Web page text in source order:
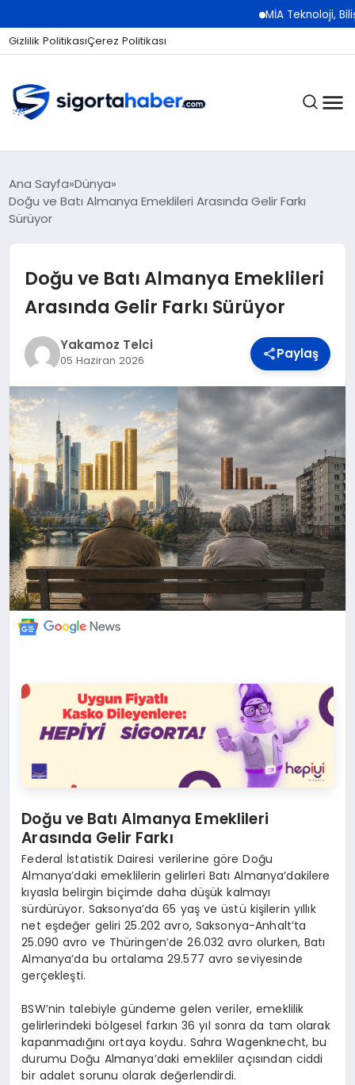
MİA Teknoloji, Bilişim
Gizlilik PolitikasıÇerez Politikası
SIGORTA
EKONOMI
DÜNYA
BILIM VE TEKNOLOJI
OTOMOBIL
KÜNYE
İLETIŞIM
Ana Sayfa Dünya
Doğu ve Batı Almanya Emeklileri Arasında Gelir Farkı
Sürüyor
Doğu ve Batı Almanya Emeklileri
Arasında Gelir Farkı Sürüyor
Yakamoz Telci
05 Haziran 2026 Paylaş
Doğu ve Batı Almanya Emeklileri
Arasında Gelir Farkı
Federal İstatistik Dairesi verilerine göre Doğu
Almanya’daki emeklilerin gelirleri Batı Almanya’dakilere
kıyasla belirgin biçimde daha düşük kalmayı
sürdürüyor. Saksonya’da 65 yaş ve üstü kişilerin yıllık
net eşdeğer geliri 25.202 avro, Saksonya-Anhalt’ta
25.090 avro ve Thüringen’de 26.032 avro olurken, Batı
Almanya’da bu ortalama 29.577 avro seviyesinde
gerçekleşti.
BSW’nin talebiyle gündeme gelen veriler, emeklilik
gelirlerindeki bölgesel farkın 36 yıl sonra da tam olarak
kapanmadığını ortaya koydu. Sahra Wagenknecht, bu
durumu Doğu Almanya’daki emekliler açısından ciddi
bir adalet sorunu olarak değerlendirdi.